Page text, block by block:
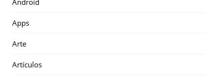
Apps
Arte
Artículos